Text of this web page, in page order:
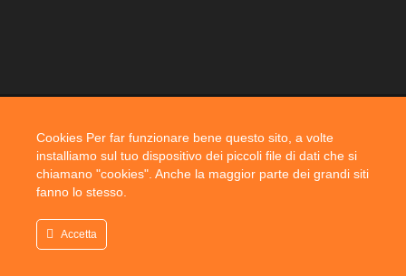
Coyright 2019 @ autocadoneghe s.a.s.
Cookies Per far funzionare bene questo sito, a volte
installiamo sul tuo dispositivo dei piccoli file di dati che si
chiamano "cookies". Anche la maggior parte dei grandi siti
fanno lo stesso.
Accetta